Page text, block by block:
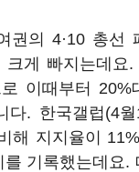
권의 4·10 총선
게 빠지는데요.
이때부터 20%
다. 한국갤럽(4월
해 지지율이
기록했는데요.